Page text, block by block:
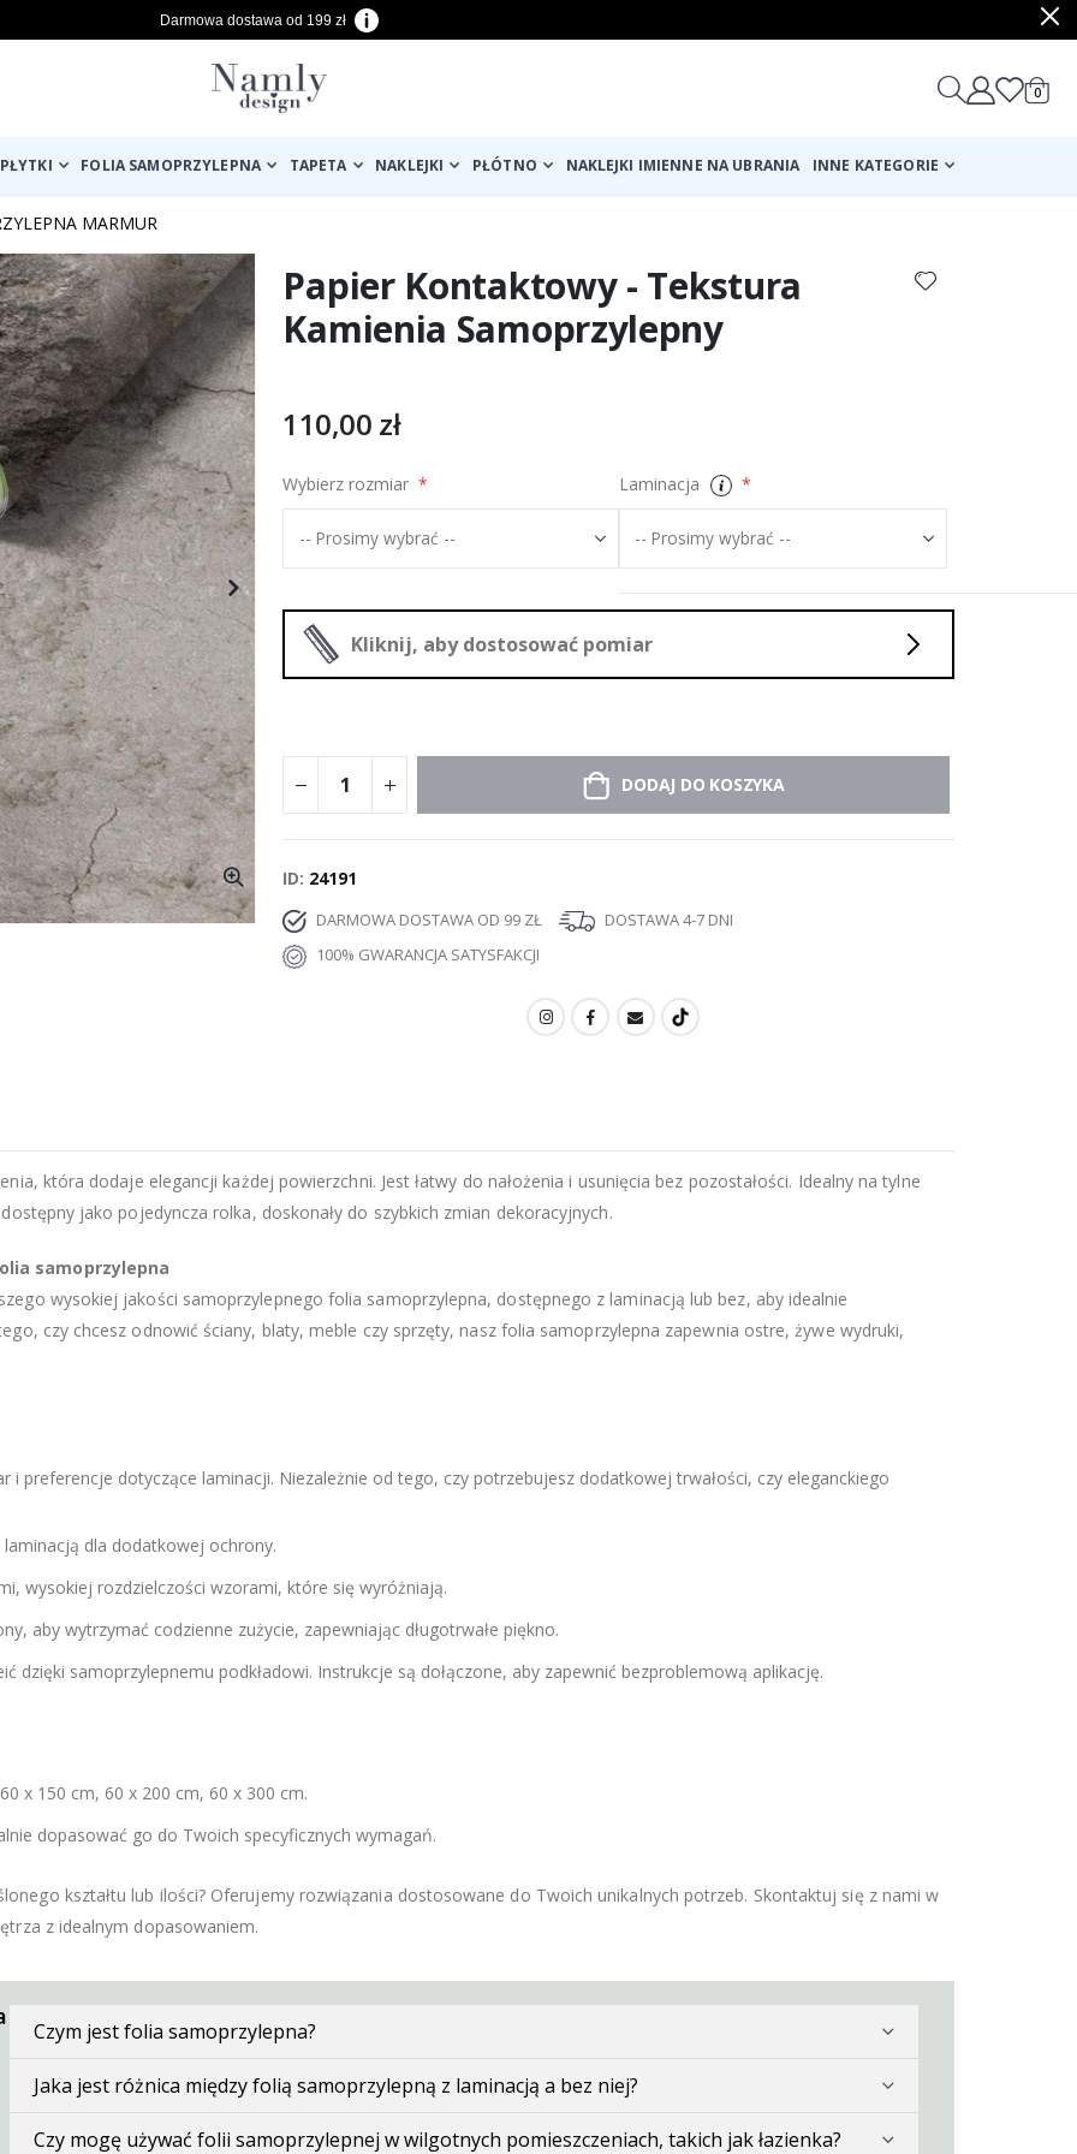
Darmowa dostawa od 199 zł
Cart
0
FOLIA SAMOPRZYLEPNA TAPETA NAKLEJKI PŁÓTNO NAKLEJKI IMIENNE NA UBRANIA INNE KATEGORIE
MARMUR
Papier Kontaktowy - Tekstura
Kamienia Samoprzylepny
110,00 zł
Wybierz rozmiar Laminacja
Kliknij, aby dostosować pomiar
DODAJ DO KOSZYKA
ID 24191
DARMOWA DOSTAWA OD 99 ZŁ
DOSTAWA 4-7 DNI
100% GWARANCJA SATYSFAKCJI
która dodaje elegancji każdej powierzchni. Jest łatwy do nałożenia i usunięcia bez pozostałości. Idealny na tylne
jako pojedyncza rolka, doskonały do szybkich zmian dekoracyjnych.
samoprzylepna
wysokiej jakości samoprzylepnego folia samoprzylepna, dostępnego z laminacją lub bez, aby idealnie
czy chcesz odnowić ściany, blaty, meble czy sprzęty, nasz folia samoprzylepna zapewnia ostre, żywe wydruki,
i preferencje dotyczące laminacji. Niezależnie od tego, czy potrzebujesz dodatkowej trwałości, czy eleganckiego
dla dodatkowej ochrony.
wysokiej rozdzielczości wzorami, które się wyróżniają.
aby wytrzymać codzienne zużycie, zapewniając długotrwałe piękno.
dzięki samoprzylepnemu podkładowi. Instrukcje są dołączone, aby zapewnić bezproblemową aplikację.
60 x 150 cm, 60 x 200 cm, 60 x 300 cm.
dopasować go do Twoich specyficznych wymagań.
kształtu lub ilości? Oferujemy rozwiązania dostosowane do Twoich unikalnych potrzeb. Skontaktuj się z nami w
z idealnym dopasowaniem.
Czym jest folia samoprzylepna?
Jaka jest różnica między folią samoprzylepną z laminacją a bez niej?
Czy mogę używać folii samoprzylepnej w wilgotnych pomieszczeniach, takich jak łazienka?